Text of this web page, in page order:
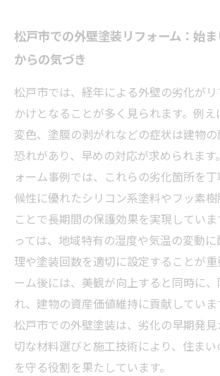
を詳しく紹介
松戸市の外壁塗装で失敗しないた
功の秘訣
地域密着：松戸市で選ばれる外壁
ム業者の特徴
外壁塗装リフォームで家の価値ア
の成功事例まとめ
松戸市での外壁塗装リフォーム：始
からの気づき
松戸市では、経年による外壁の劣化がリ
かけとなることが多く見られます。例
変色、塗膜の剥がれなどの症状は建物
恐れがあり、早めの対応が求められます
ォーム事例では、これらの劣化箇所を
候性に優れたシリコン系塗料やフッ素
ことで長期間の保護効果を実現してい
っては、地域特有の湿度や気温の変動
理や塗装回数を適切に設定することが重
ーム後には、美観が向上すると同時に
れ、建物の資産価値維持に貢献してい
松戸市での外壁塗装は、劣化の早期発
切な材料選びと施工技術により、住ま
を守る役割を果たしています。